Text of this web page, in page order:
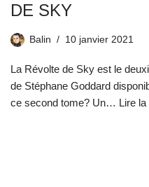
DE SKY
Balin 10 janvier 2021
La Révolte de Sky est le
de Stéphane Goddard
ce second tome? Un… Lire